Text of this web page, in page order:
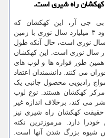
جی آر، این کهکشان که
«آلسیونس» (Alcyoneus)نام دارد حدود ۳ میلیارد سال نوری با زمین
طول آن ۱۶.۳ میلیون سال نوری است، حال آنکه طول
راه شیری کمتر از ۱۰۶ هزار سال نوری است. این کهکشان
طور فواره ها و لوب های
می کنند. دانشمندان اعتقاد
رادیویی محصول جانبی یک
کهکشان هستند. نوع لوب
می کند، برخلاف اندازه غیر
حقیقت کهکشان راه شیری نیز
دارد. مرموزترین نکته
شیوه بزرگ شدن آنها است.